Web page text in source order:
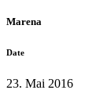
Marena
Date
23. Mai 2016